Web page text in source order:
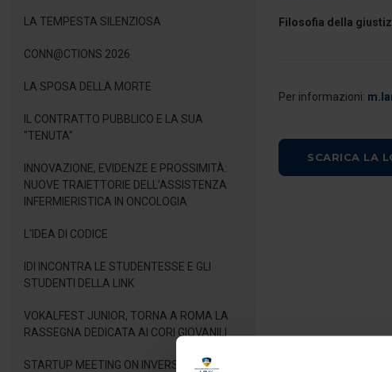
LA TEMPESTA SILENZIOSA
CONN@CTIONS 2026
LA SPOSA DELLA MORTE
IL CONTRATTO PUBBLICO E LA SUA
"TENUTA"
INNOVAZIONE, EVIDENZE E PROSSIMITÀ:
NUOVE TRAIETTORIE DELL’ASSISTENZA
INFERMIERISTICA IN ONCOLOGIA
L'IDEA DI CODICE
IDI INCONTRA LE STUDENTESSE E GLI
STUDENTI DELLA LINK
VOKALFEST JUNIOR, TORNA A ROMA LA
RASSEGNA DEDICATA AI CORI GIOVANILI
STARTUP MEETING ON INVERSE LINEAR
Filosofia della
Per informazioni:
SCARICA LA